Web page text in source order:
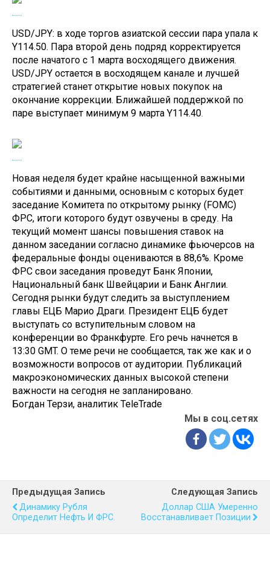
USD/JPY: в ходе торгов азиатской сессии пара упала к
Y114.50. Пара второй день подряд корректируется
после начатого с 1 марта восходящего движения.
USD/JPY остается в восходящем канале и лучшей
стратегией станет открытие новых покупок на
окончание коррекции. Ближайшей поддержкой по
паре выступает минимум 9 марта Y114.40.
Новая неделя будет крайне насыщенной важными
событиями и данными, основным с которых будет
заседание Комитета по открытому рынку (FOMC)
ФРС, итоги которого будут озвучены в среду. На
текущий момент шансы повышения ставок на
данном заседании согласно динамике фьючерсов на
федеральные фонды оцениваются в 88,6%. Кроме
ФРС свои заседания проведут Банк Японии,
Национальный банк Швейцарии и Банк Англии.
Сегодня рынки будут следить за выступлением
главы ЕЦБ Марио Драги. Президент ЕЦБ будет
выступать со вступительным словом на
конференции во Франкфурте. Его речь начнется в
13:30 GMT. О теме речи не сообщается, так же как и о
возможности вопросов от аудитории. Публикаций
макроэкономических данных высокой степени
важности на сегодня не запланировано.
Богдан Терзи, аналитик TeleTrade
Мы в соц.сетях
Предыдущая Запись
Динамику Рубля
Определит Нефть И ФРС.
Следующая Запись
Доллар США Умеренно
Восстанавливает Позиции